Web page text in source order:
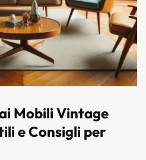
Mobili Vintage
e Consigli per